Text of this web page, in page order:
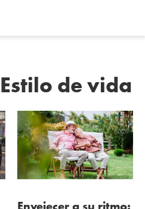
Estilo de vida